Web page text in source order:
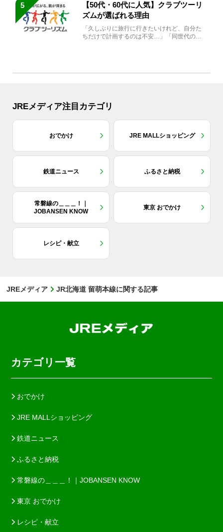
5
【50代・60代に人気】クラブツーリ
ズムが選ばれる理由
「久しぶりに旅行に行きたいけれど、自分た
ちだけで計画するのは不安…」「同世代の方
JREメディア注目カテゴリ
おでかけ JRE MALLショッピング
鉄道ニュース ふるさと納税
常磐線の＿＿＿！｜
JOBANSEN KNOW
東京 おでかけ
レシピ・献立
JREメディア JR北海道 留萌本線に関する記事
カテゴリ一覧
おでかけ
JRE MALLショッピング
鉄道ニュース
ふるさと納税
常磐線の＿＿＿！｜JOBANSEN KNOW
東京 おでかけ
レシピ・献立